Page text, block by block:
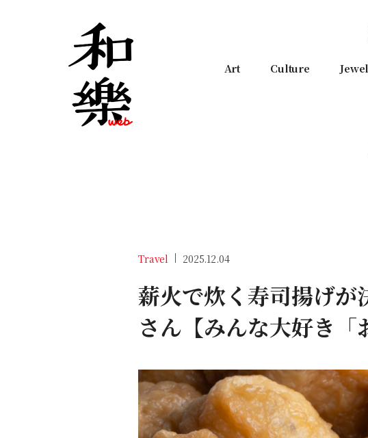
Art Culture
Travel 2025.12.04
薪火で炊く寿司揚げが
さん【みんな大好き「